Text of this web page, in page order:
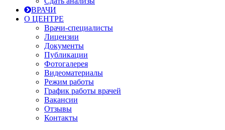
ВРАЧИ
О ЦЕНТРЕ
Врачи-специалисты
Лицензии
Документы
Публикации
Фотогалерея
Видеоматериалы
Режим работы
График работы врачей
Вакансии
Отзывы
Контакты